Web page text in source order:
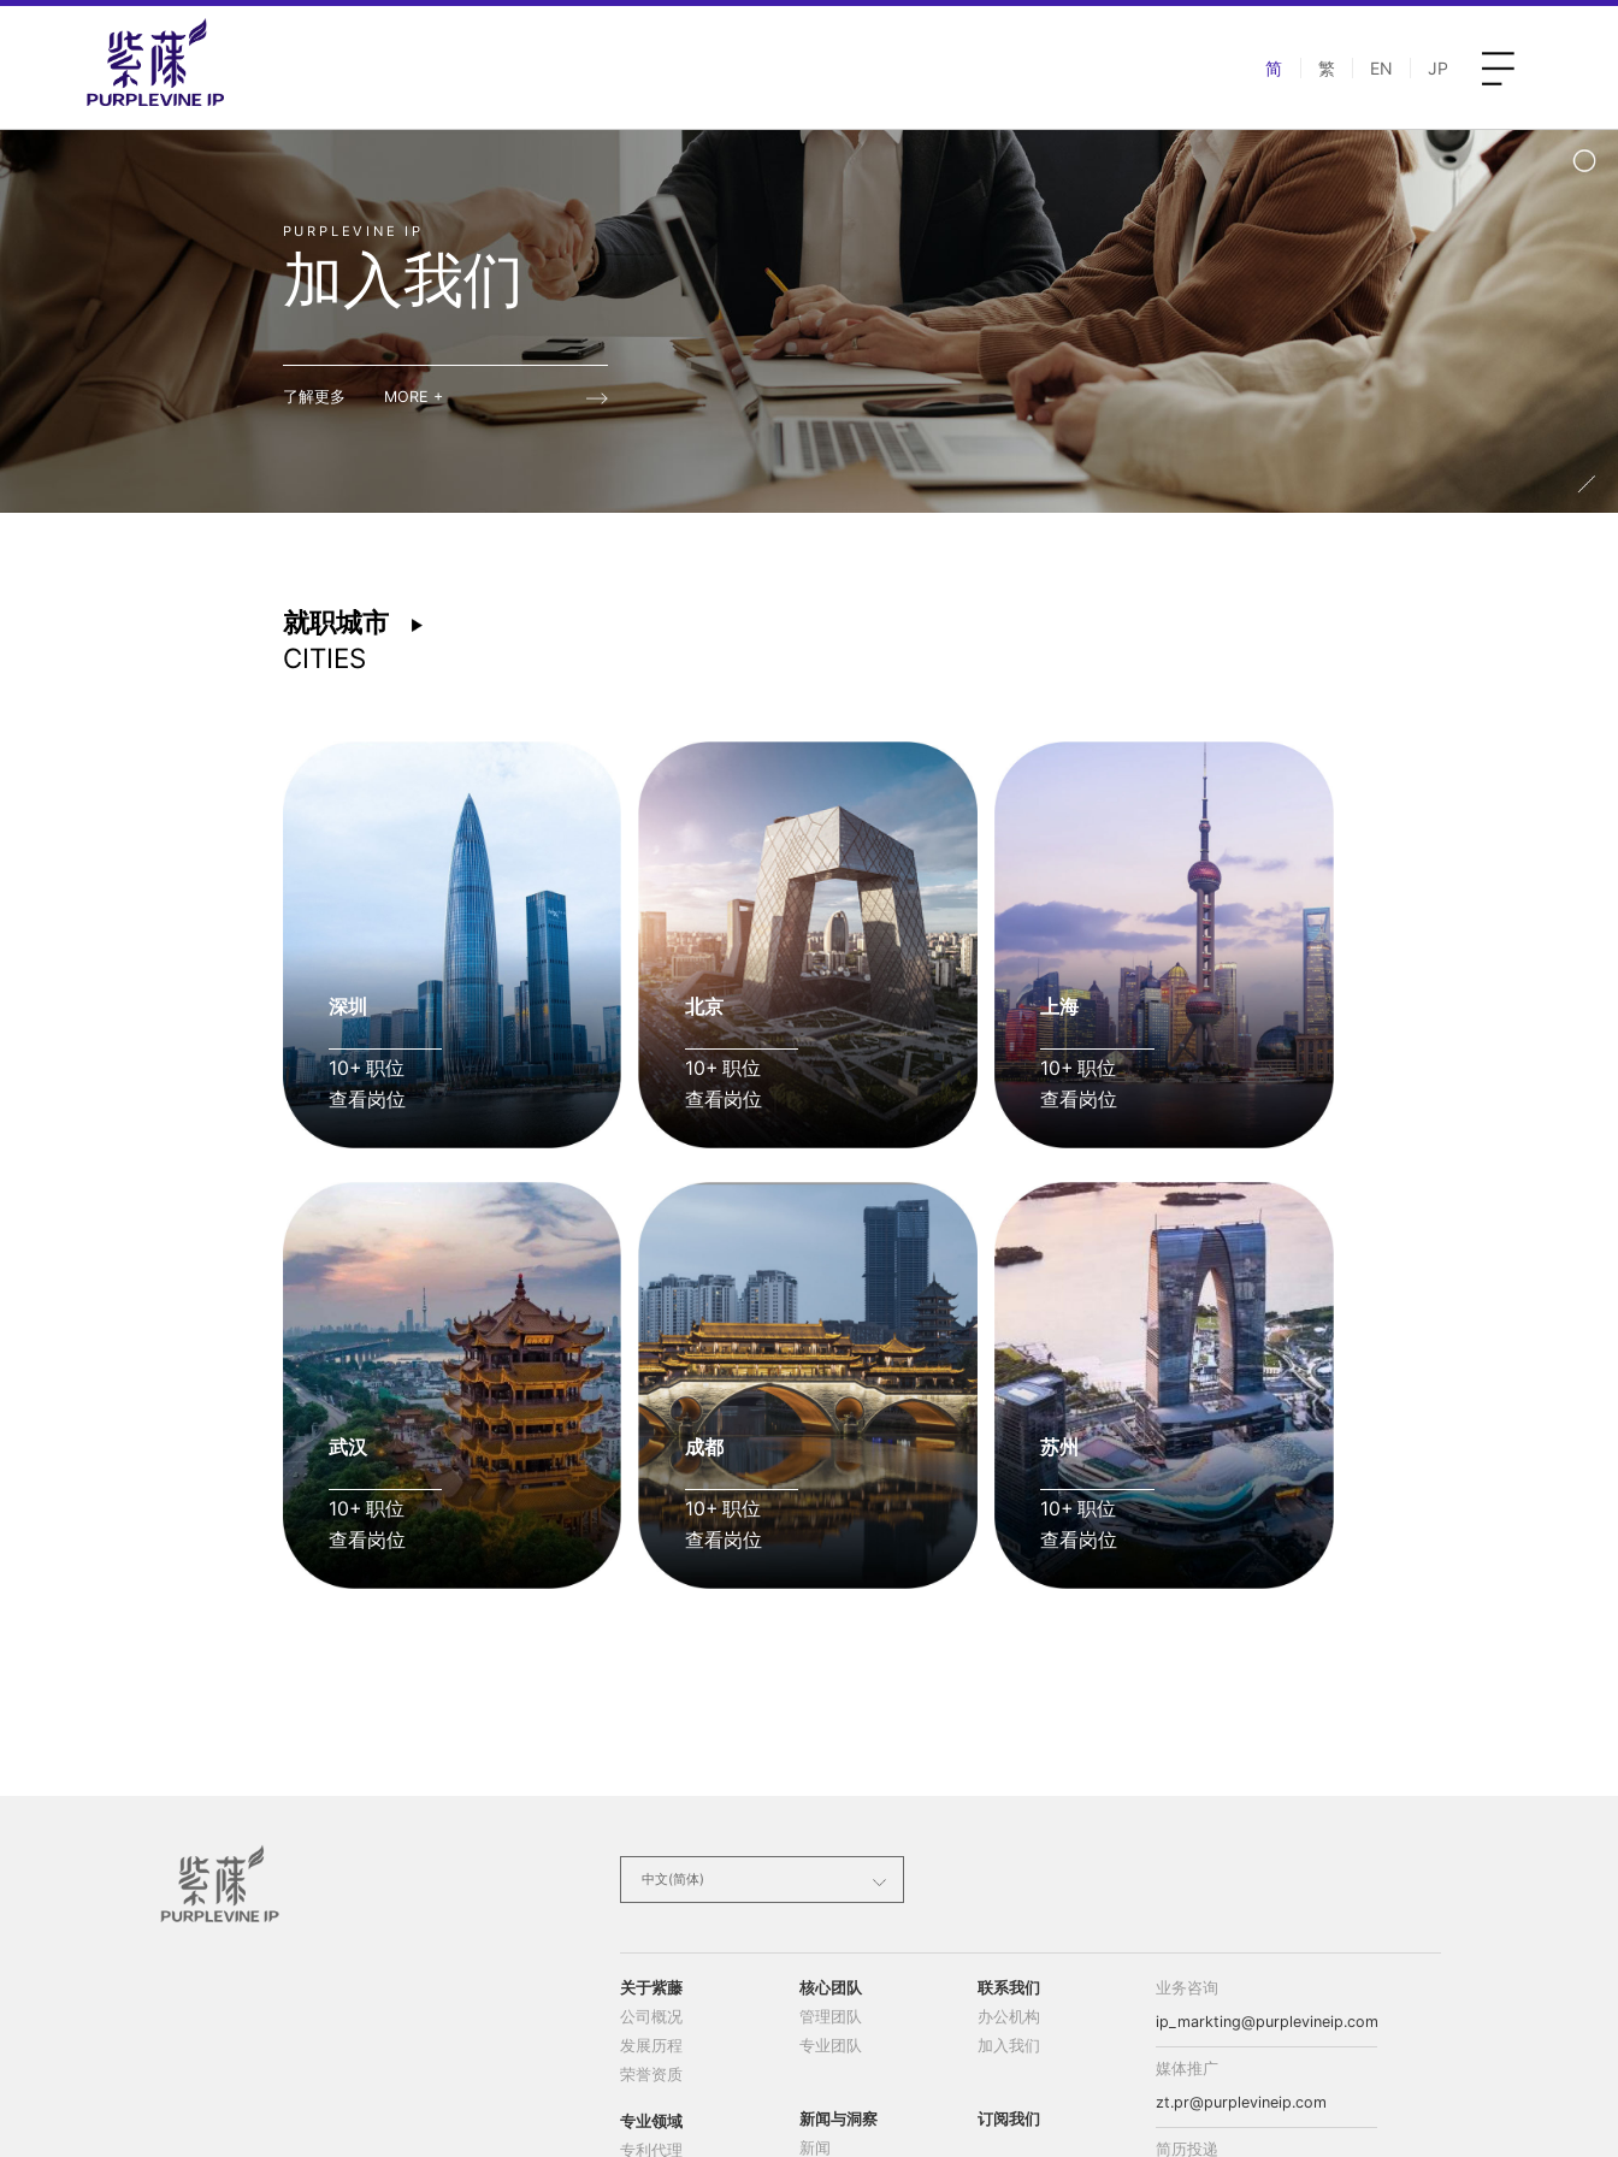
简 繁 EN JP
PURPLEVINE IP
加入我们
了解更多 MORE +
就职城市
CITIES
深圳
10+ 职位
查看岗位
北京
10+ 职位
查看岗位
上海
10+ 职位
查看岗位
武汉
10+ 职位
查看岗位
成都
10+ 职位
查看岗位
苏州
10+ 职位
查看岗位
中文(简体)
中文(简体)
中文(繁体)
English
关于紫藤
公司概况
发展历程
荣誉资质
专业领域
专利代理
核心团队
管理团队
专业团队
新闻与洞察
新闻
联系我们
办公机构
加入我们
订阅我们
业务咨询
ip_markting@purplevineip.com
媒体推广
zt.pr@purplevineip.com
简历投递